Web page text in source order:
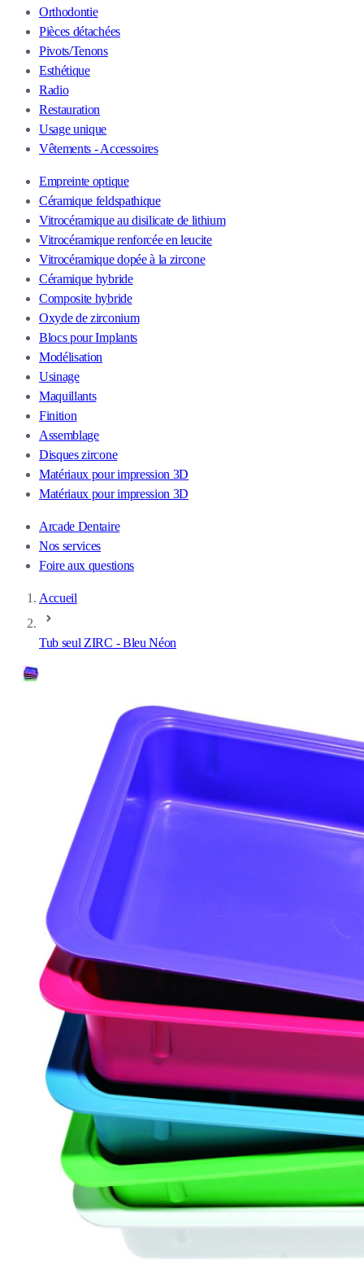
Orthodontie
Pièces détachées
Pivots/Tenons
Esthétique
Radio
Restauration
Usage unique
Vêtements - Accessoires
Empreinte optique
Céramique feldspathique
Vitrocéramique au disilicate de lithium
Vitrocéramique renforcée en leucite
Vitrocéramique dopée à la zircone
Céramique hybride
Composite hybride
Oxyde de zirconium
Blocs pour Implants
Modélisation
Usinage
Maquillants
Finition
Assemblage
Disques zircone
Matériaux pour impression 3D
Matériaux pour impression 3D
Arcade Dentaire
Nos services
Foire aux questions
Accueil
Tub seul ZIRC - Bleu Néon